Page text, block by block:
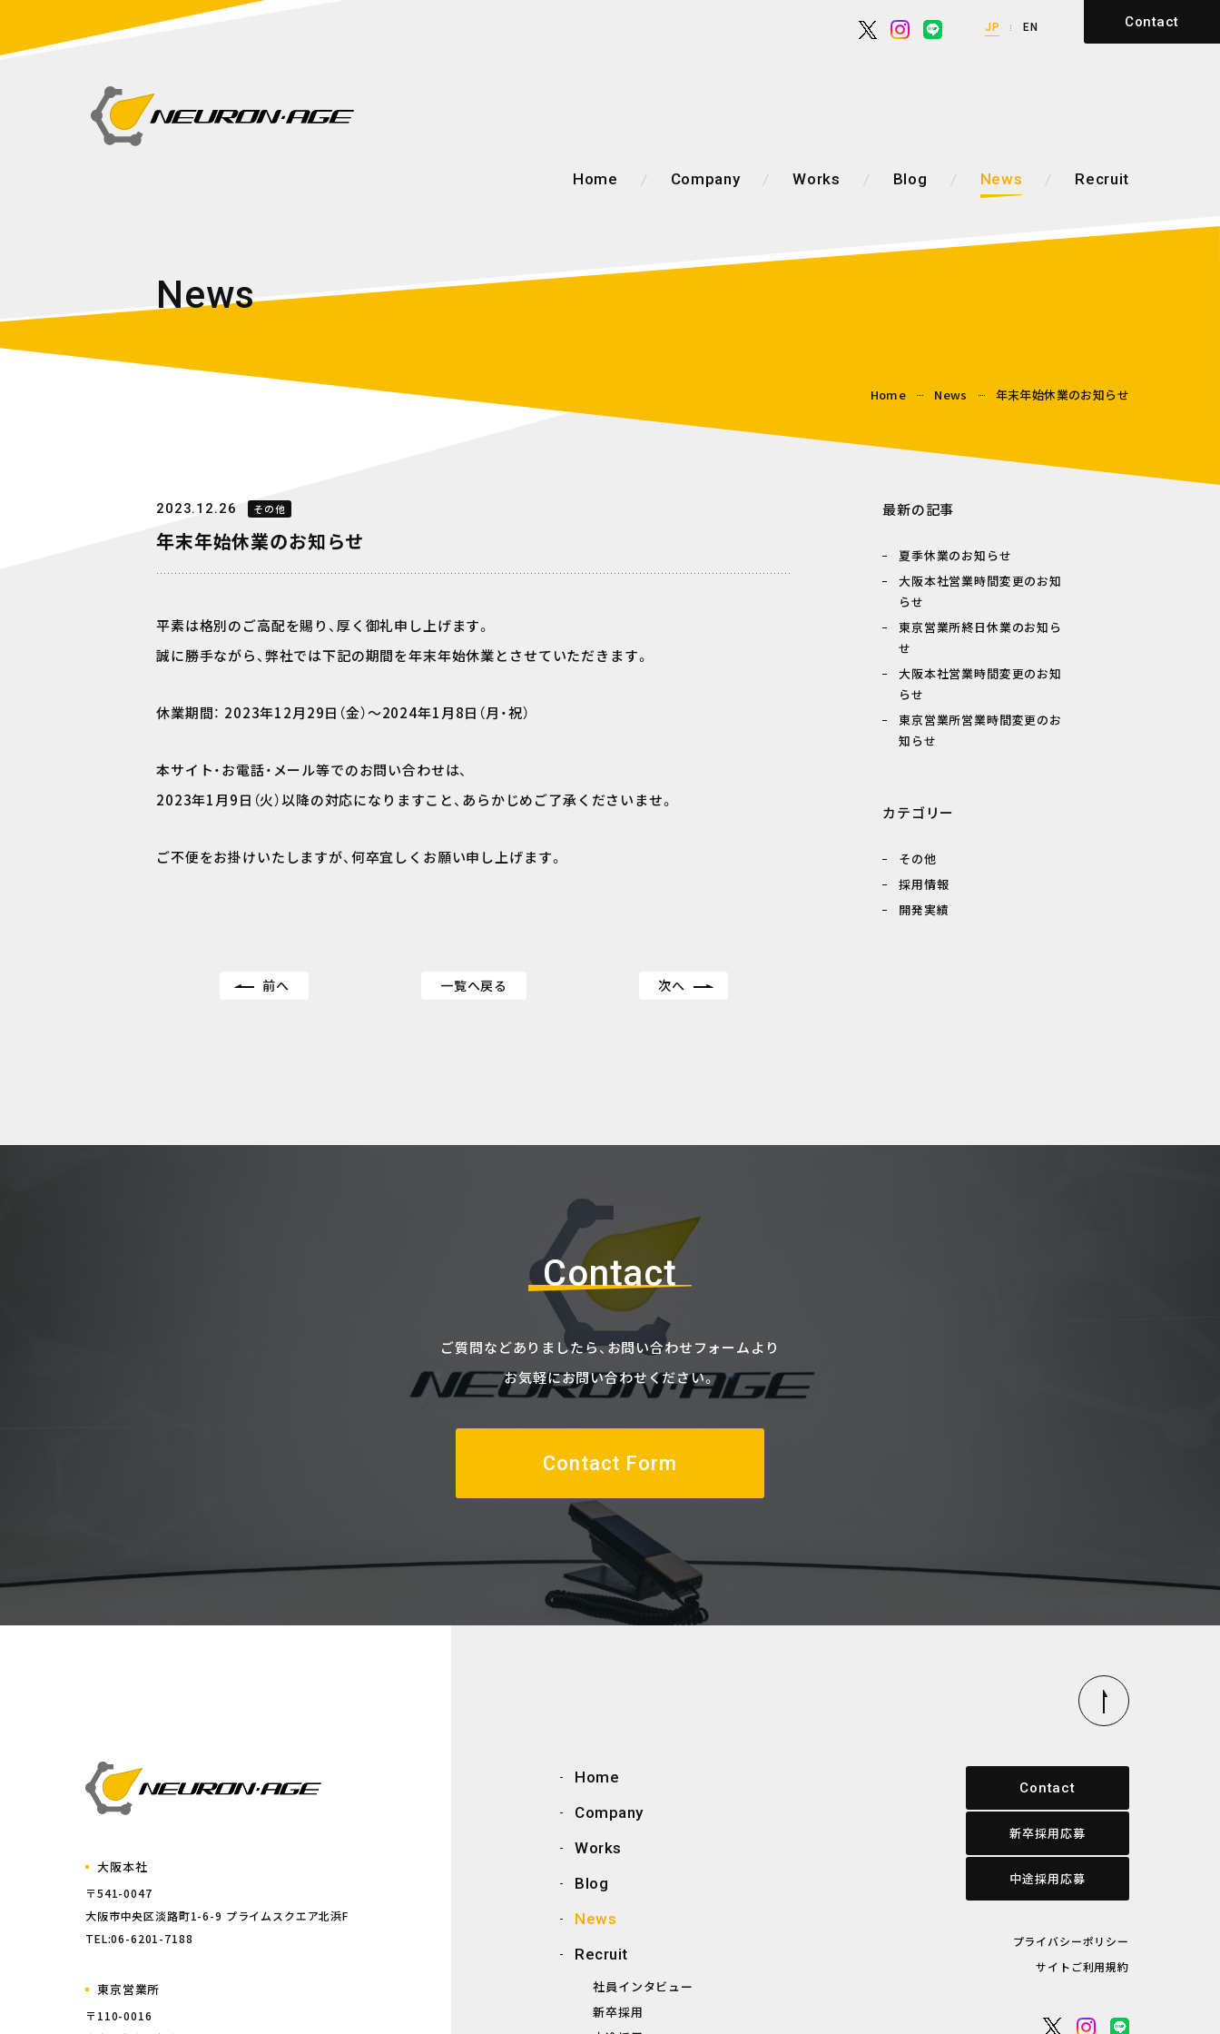
JP EN Contact
Home Company Works Blog News Recruit
News
Home News 年末年始休業のお知らせ
2023.12.26 その他
年末年始休業のお知らせ
平素は格別のご高配を賜り、厚く御礼申し上げます。
誠に勝手ながら、弊社では下記の期間を年末年始休業とさせていただきます。
休業期間： 2023年12月29日（金）～2024年1月8日（月・祝）
本サイト・お電話・メール等でのお問い合わせは、
2023年1月9日（火）以降の対応になりますこと、あらかじめご了承くださいませ。
ご不便をお掛けいたしますが、何卒宜しくお願い申し上げます。
前へ 一覧へ戻る 次へ
最新の記事
夏季休業のお知らせ
大阪本社営業時間変更のお知
らせ
東京営業所終日休業のお知ら
せ
大阪本社営業時間変更のお知
らせ
東京営業所営業時間変更のお
知らせ
カテゴリー
その他
採用情報
開発実績
Contact
ご質問などありましたら、お問い合わせフォームより
お気軽にお問い合わせください。
Contact Form
Home
Company
Works
Blog
News
Recruit
社員インタビュー
新卒採用
Contact
新卒採用応募
中途採用応募
プライバシーポリシー
サイトご利用規約
大阪本社
〒541-0047
大阪市中央区淡路町1-6-9 プライムスクエア北浜F
TEL:06-6201-7188
東京営業所
〒110-0016